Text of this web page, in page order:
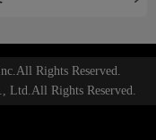
Rights Reserved.
Ltd.All Rights Reserved.